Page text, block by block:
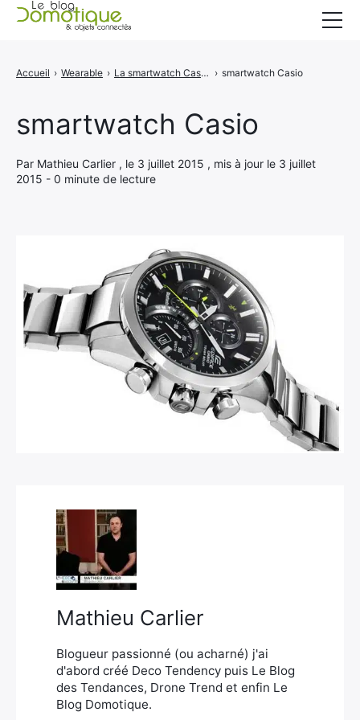
smartwatch Casio
Par Mathieu Carlier , le 3 juillet 2015 , mis à jour le 3 juillet
2015 - 0 minute de lecture
Accueil › Wearable › La smartwatch Casio sera commercialisée en 2016 › smartwatch Casio
Mathieu Carlier
Blogueur passionné (ou acharné) j'ai
d'abord créé Deco Tendency puis Le Blog
des Tendances, Drone Trend et enfin Le
Blog Domotique.
A propos
CONTACT
Rechercher